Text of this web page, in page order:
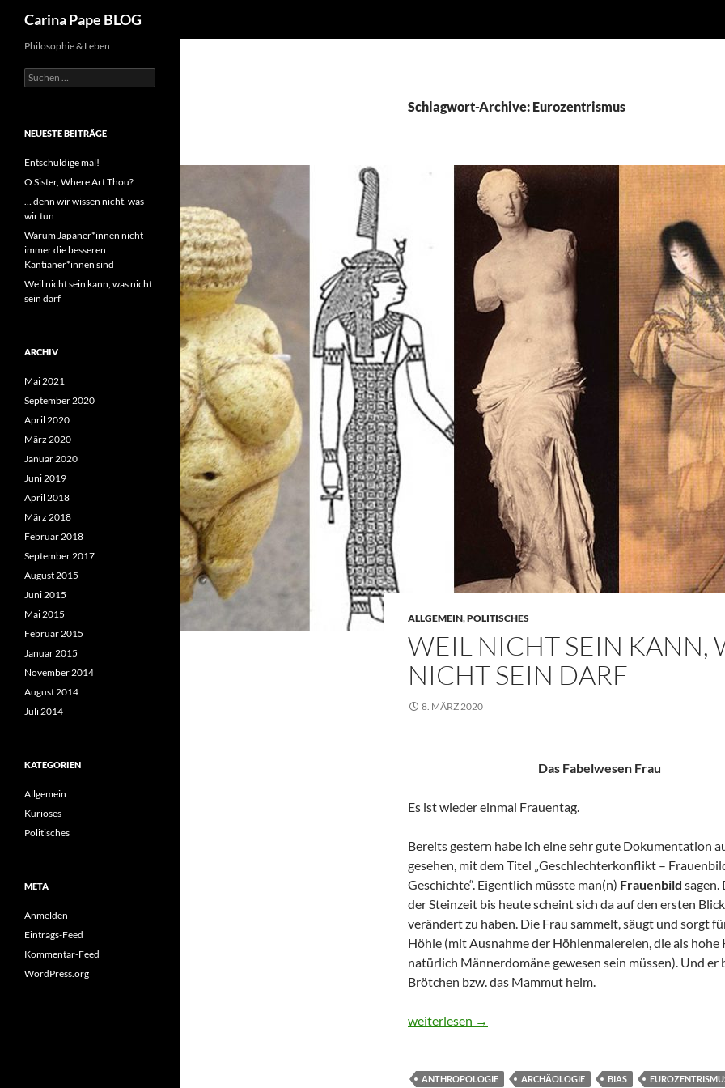
Carina Pape BLOG
Schlagwort-Archive: Eurozentrismus
ALLGEMEIN,POLITISCHES
WEIL NICHT SEIN KANN,
NICHT SEIN DARF
8. MÄRZ 2020
Das Fabelwesen Frau
Es ist wieder einmal Frauentag.
Bereits gestern habe ich eine sehr gute Dokumentation
gesehen, mit dem Titel „Geschlechterkonflikt –
Geschichte“. Eigentlich müsste man(n) Frauenbild sagen.
der Steinzeit bis heute scheint sich da auf den ersten
verändert zu haben. Die Frau sammelt, säugt und sorgt
Höhle (mit Ausnahme der Höhlenmalereien, die als hohe
natürlich Männerdomäne gewesen sein müssen). Und er
Brötchen bzw. das Mammut heim.
Weil nicht sein kann, was nicht sein darf
weiterlesen →
ANTHROPOLOGIE ARCHÄOLOGIE BIAS
Philosophie & Leben
Suchen
nach:
NEUESTE BEITRÄGE
Entschuldige mal!
O Sister, Where Art Thou?
… denn wir wissen nicht, was
wir tun
Warum Japaner*innen nicht
immer die besseren
Kantianer*innen sind
Weil nicht sein kann, was nicht
sein darf
ARCHIV
Mai 2021
September 2020
April 2020
März 2020
Januar 2020
Juni 2019
April 2018
März 2018
Februar 2018
September 2017
August 2015
Juni 2015
Mai 2015
Februar 2015
Januar 2015
November 2014
August 2014
Juli 2014
KATEGORIEN
Allgemein
Kurioses
Politisches
META
Anmelden
Eintrags-Feed
Kommentar-Feed
WordPress.org